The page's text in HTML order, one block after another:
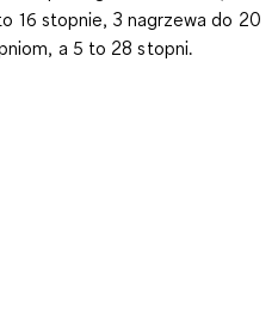
16 stopnie, 3 nagrzewa do 20
a 5 to 28 stopni.